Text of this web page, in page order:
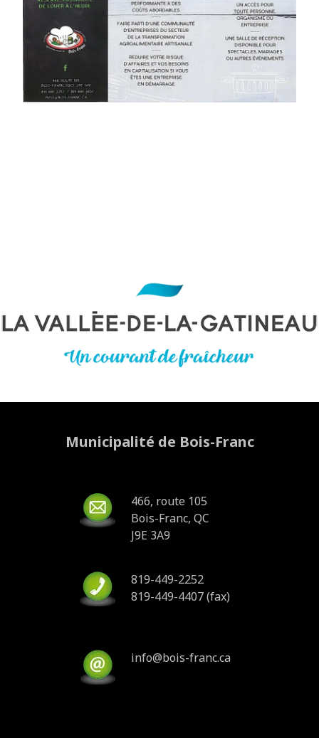
Municipalité de Bois-Franc
466, route 105
Bois-Franc, QC
J9E 3A9
819-449-2252
819-449-4407 (fax)
info@bois-franc.ca